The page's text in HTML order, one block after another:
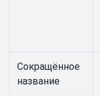
Сокращённое
название